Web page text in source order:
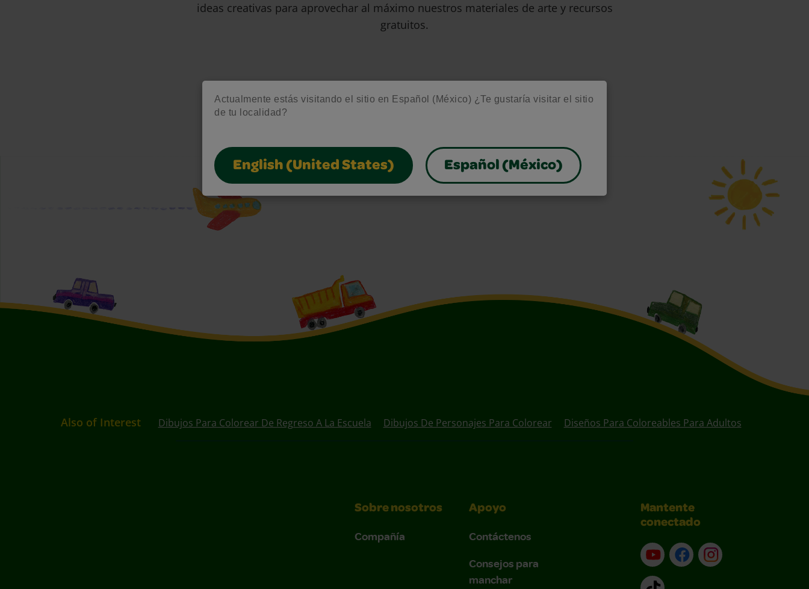
Actualmente estás visitando el sitio en Español (México) ¿Te gustaría visitar el sitio
de tu localidad?
English (United States) Español (México)
ideas creativas para aprovechar al máximo nuestros materiales de arte y recursos
gratuitos.
Also of Interest Dibujos Para Colorear De Regreso A La Escuela Dibujos De Personajes Para Colorear Diseños Para Coloreables Para Adultos
Sobre nosotros
Compañía
Apoyo
Contáctenos
Consejos para
manchar
Mantente
conectado
YouTube (en inglés)
Facebook (en inglés)
Instagram (en
TikTok